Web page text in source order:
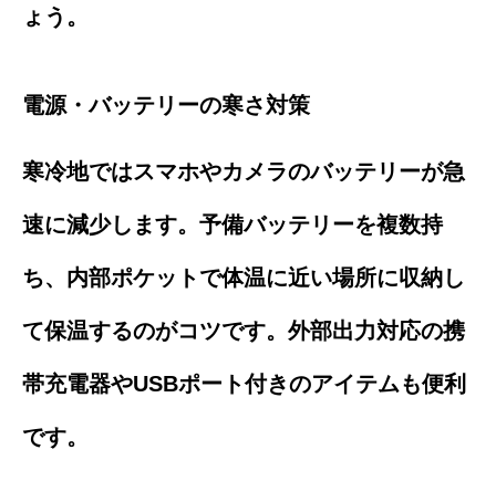
ょう。
電源・バッテリーの寒さ対策
寒冷地ではスマホやカメラのバッテリーが急
速に減少します。予備バッテリーを複数持
ち、内部ポケットで体温に近い場所に収納し
て保温するのがコツです。外部出力対応の携
帯充電器やUSBポート付きのアイテムも便利
です。